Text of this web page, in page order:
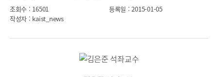
조회수 : 16501 등록일 : 2015-01-05
작성자 : kaist_news